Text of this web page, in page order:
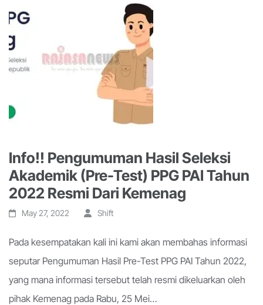
Info!! Pengumuman Hasil Seleksi
Akademik (Pre-Test) PPG PAI Tahun
2022 Resmi Dari Kemenag
May 27, 2022 Shift
Pada kesempatakan kali ini kami akan membahas informasi
seputar Pengumuman Hasil Pre-Test PPG PAI Tahun 2022,
yang mana informasi tersebut telah resmi dikeluarkan oleh
pihak Kemenag pada Rabu, 25 Mei…